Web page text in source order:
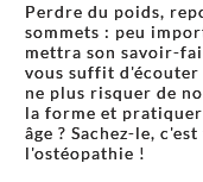
Perdre du poids,
sommets : peu
mettra son savoir-
vous suffit d'écouter
ne plus risquer de
la forme et
âge ? Sachez-le,
l'ostéopathie !